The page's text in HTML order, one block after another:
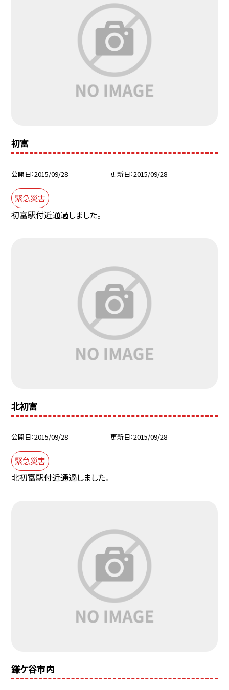
初富
公開日 2015/09/28 更新日 2015/09/28
緊急災害
初富駅付近通過しました。
北初富
公開日 2015/09/28 更新日 2015/09/28
緊急災害
北初富駅付近通過しました。
鎌ケ谷市内